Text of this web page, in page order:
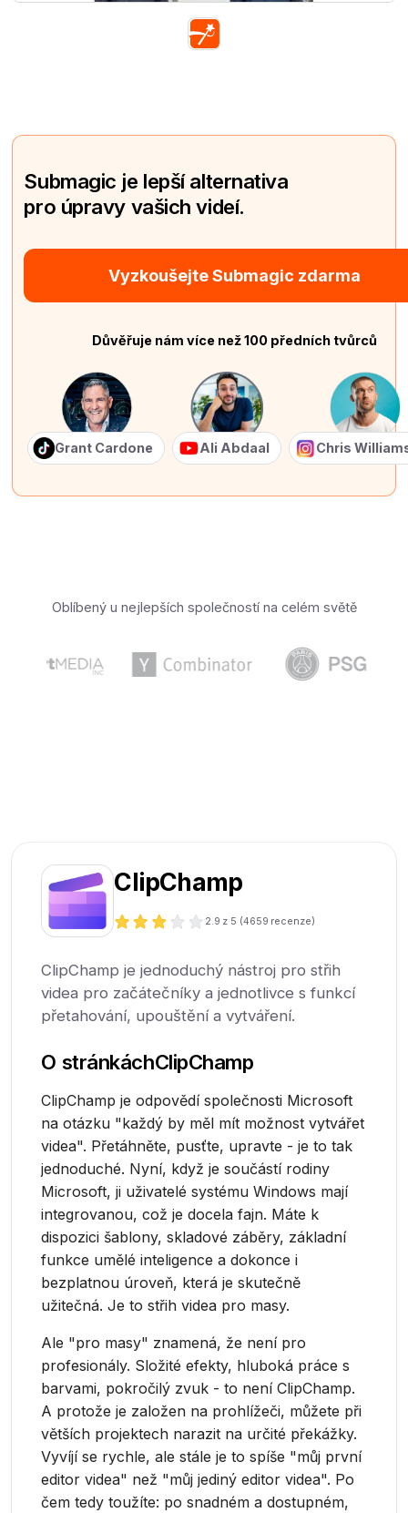
Submagic je lepší alternativa
pro úpravy vašich videí.
Vyzkoušejte Submagic zdarma
Důvěřuje nám více než 100 předních tvůrců
Grant Cardone Ali Abdaal Chris
Oblíbený u nejlepších společností na celém světě
ClipChamp
2.9 z 5 (4659 recenze)
ClipChamp je jednoduchý nástroj pro střih
videa pro začátečníky a jednotlivce s funkcí
přetahování, upouštění a vytváření.
O stránkáchClipChamp
ClipChamp je odpovědí společnosti Microsoft
na otázku "každý by měl mít možnost vytvářet
videa". Přetáhněte, pusťte, upravte - je to tak
jednoduché. Nyní, když je součástí rodiny
Microsoft, ji uživatelé systému Windows mají
integrovanou, což je docela fajn. Máte k
dispozici šablony, skladové záběry, základní
funkce umělé inteligence a dokonce i
bezplatnou úroveň, která je skutečně
užitečná. Je to střih videa pro masy.
Ale "pro masy" znamená, že není pro
profesionály. Složité efekty, hluboká práce s
barvami, pokročilý zvuk - to není ClipChamp.
A protože je založen na prohlížeči, můžete při
větších projektech narazit na určité překážky.
Vyvíjí se rychle, ale stále je to spíše "můj první
editor videa" než "můj jediný editor videa". Po
čem tedy toužíte: po snadném a dostupném,